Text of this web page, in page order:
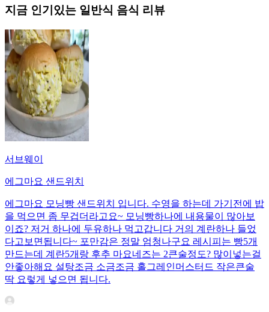
지금 인기있는 일반식 음식 리뷰
서브웨이
에그마요 샌드위치
에그마요 모닝빵 샌드위치 입니다. 수영을 하는데 가기전에 밥
을 먹으면 좀 무겁더라고요~ 모닝빵하나에 내용물이 많아보
이죠? 저거 하나에 두유하나 먹고갑니다 거의 계란하나 들었
다고보면됩니다~ 포만감은 정말 엄청나구요 레시피는 빵5개
만드는데 계란5개랑 후추 마요네즈는 2큰술정도? 많이넣는걸
안좋아해요 설탕조금 소금조금 홀그레인머스터드 작은큰술
딱 요렇게 넣으면 됩니다.